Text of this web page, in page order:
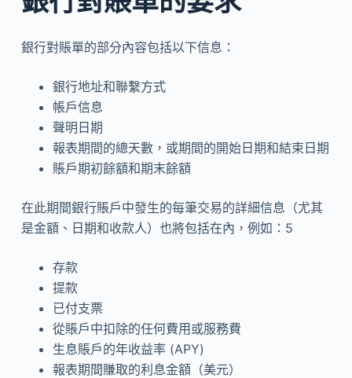
銀行對賬單的部分內容包括以下信息：
銀行地址和聯繫方式
帳戶信息
聲明日期
報表期間的總天數，或期間的開始日期和結束日期
賬戶期初餘額和期末餘額
在此期間銀行賬戶中發生的每筆交易的詳細信息（尤其
是金額、日期和收款人）也將包括在內，例如：5
存款
提款
已付支票
從賬戶中扣除的任何費用或服務費
生息賬戶的年收益率 (APY)
報表期間賺取的利息金額（美元）